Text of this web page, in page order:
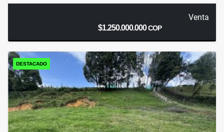
Venta
$1.250.000.000COP
DESTACADO